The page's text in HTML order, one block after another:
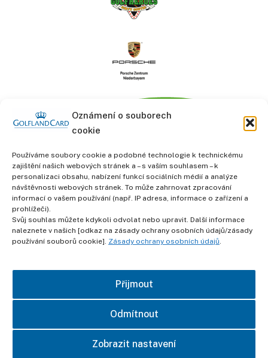
Oznámení o souborech
cookie
Používáme soubory cookie a podobné technologie k technickému
zajištění našich webových stránek a – s vaším souhlasem – k
personalizaci obsahu, nabízení funkcí sociálních médií a analýze
návštěvnosti webových stránek. To může zahrnovat zpracování
informací o vašem používání (např. IP adresa, informace o zařízení a
prohlížeči).
Svůj souhlas můžete kdykoli odvolat nebo upravit. Další informace
naleznete v našich [odkaz na zásady ochrany osobních údajů/zásady
používání souborů cookie]. Zásady ochrany osobních údajů.
Přijmout
Odmítnout
Zobrazit nastavení
informace
Obchodní podmínky
Ochrana osobních údajů